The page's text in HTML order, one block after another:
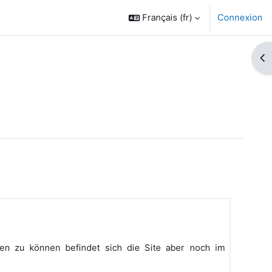
Français ‎(fr)‎ Connexion
zu können befindet sich die Site aber noch im